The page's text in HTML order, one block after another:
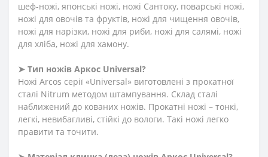
шеф-ножі, японські ножі, ножі Сантоку, поварські ножі,
ножі для овочів та фруктів, ножі для чищення овочів,
ножі для нарізки, ножі для риби, ножі для салямі, ножі
для хліба, ножі для хамону.
➤ Тип ножів Аркос Universal?
Ножі Arcos серії «Universal» виготовлені з прокатної
сталі Nitrum методом штампування. Склад сталі
наближений до кованих ножів. Прокатні ножі – тонкі,
легкі, невибагливі, стійкі до вологи. Такі ножі легко
правити та точити.